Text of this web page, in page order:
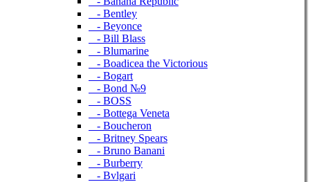
- Bentley
- Beyonce
- Bill Blass
- Blumarine
- Boadicea the Victorious
- Bogart
- Bond №9
- BOSS
- Bottega Veneta
- Boucheron
- Britney Spears
- Bruno Banani
- Burberry
- Bvlgari